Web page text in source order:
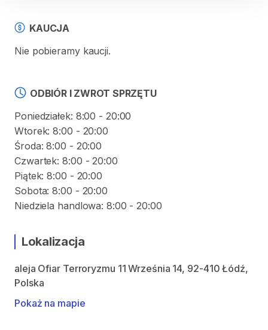
KAUCJA
Nie pobieramy kaucji.
ODBIÓR I ZWROT SPRZĘTU
Poniedziałek: 8:00 - 20:00
Wtorek: 8:00 - 20:00
Środa: 8:00 - 20:00
Czwartek: 8:00 - 20:00
Piątek: 8:00 - 20:00
Sobota: 8:00 - 20:00
Niedziela handlowa: 8:00 - 20:00
Lokalizacja
aleja Ofiar Terroryzmu 11 Września 14, 92-410 Łódź,
Polska
Pokaż na mapie